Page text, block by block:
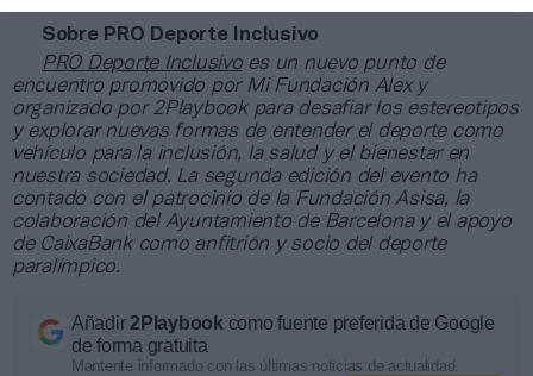
Sobre PRO Deporte Inclusivo
PRO Deporte Inclusivoes un nuevo punto de
encuentro promovido por Mi Fundación Alex y
organizado por 2Playbook para desafiar los estereotipos
y explorar nuevas formas de entender el deporte como
vehículo para la inclusión, la salud y el bienestar en
nuestra sociedad. La segunda edición del evento ha
contado con el patrocinio de la Fundación Asisa, la
colaboración del Ayuntamiento de Barcelona y el apoyo
de CaixaBank como anfitrión y socio del deporte
paralímpico.
Añadir2Playbook como fuente preferida de Google
de forma gratuita
Mantente informado con las últimas noticias de actualidad.